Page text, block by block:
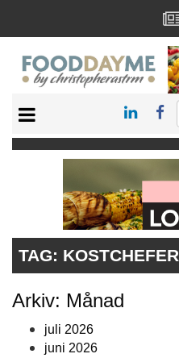
DRYCK
RECEPT
RESTAURANG
TAG: KOSTCHEFER
Arkiv: Månad
juli 2026
juni 2026